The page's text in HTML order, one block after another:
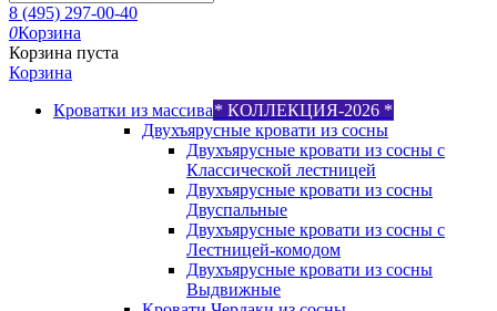
8 (495) 297-00-40
0Корзина
Корзина пуста
Корзина
Кроватки из массива* КОЛЛЕКЦИЯ-2026 *
Двухъярусные кровати из сосны
Двухъярусные кровати из сосны с
Классической лестницей
Двухъярусные кровати из сосны
Двуспальные
Двухъярусные кровати из сосны с
Лестницей-комодом
Двухъярусные кровати из сосны
Выдвижные